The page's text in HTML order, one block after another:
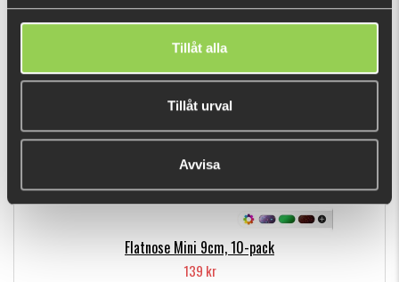
Tillåt alla
Tillåt urval
Avvisa
POPULÄRA PRODUKTER
Flatnose Mini 9cm, 10-pack
139 kr